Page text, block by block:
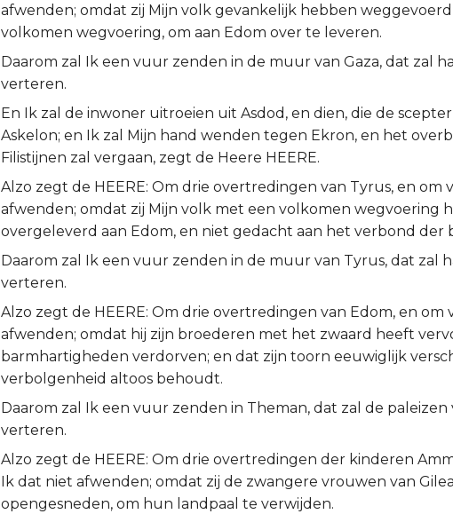
afwenden; omdat zij Mijn volk gevankelijk hebben
volkomen wegvoering, om aan Edom over te leveren.
Daarom zal Ik een vuur zenden in de muur van Gaza, dat zal
verteren.
En Ik zal de inwoner uitroeien uit Asdod, en dien, die de
Askelon; en Ik zal Mijn hand wenden tegen Ekron, en het
Filistijnen zal vergaan, zegt de Heere HEERE.
Alzo zegt de HEERE: Om drie overtredingen van Tyrus, en om
afwenden; omdat zij Mijn volk met een volkomen wegvoering
overgeleverd aan Edom, en niet gedacht aan het verbond der
Daarom zal Ik een vuur zenden in de muur van Tyrus, dat zal
verteren.
Alzo zegt de HEERE: Om drie overtredingen van Edom, en om
afwenden; omdat hij zijn broederen met het zwaard heeft
barmhartigheden verdorven; en dat zijn toorn eeuwiglijk
verbolgenheid altoos behoudt.
Daarom zal Ik een vuur zenden in Theman, dat zal de paleizen
verteren.
Alzo zegt de HEERE: Om drie overtredingen der kinderen
Ik dat niet afwenden; omdat zij de zwangere vrouwen van
opengesneden, om hun landpaal te verwijden.